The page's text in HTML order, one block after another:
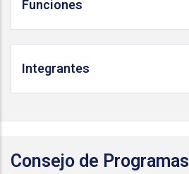
Funciones
Integrantes
Consejo de Programas